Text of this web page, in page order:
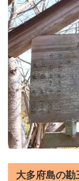
大多府島の勘